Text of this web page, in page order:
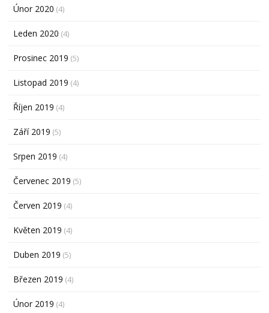
Únor 2020 (4)
Leden 2020 (4)
Prosinec 2019 (5)
Listopad 2019 (4)
Říjen 2019 (4)
Září 2019 (5)
Srpen 2019 (4)
Červenec 2019 (5)
Červen 2019 (4)
Květen 2019 (4)
Duben 2019 (5)
Březen 2019 (4)
Únor 2019 (4)